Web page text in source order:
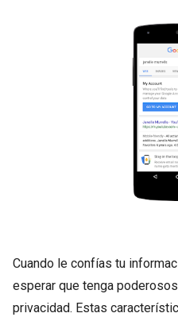
Cuando le confías tu
esperar que tenga
privacidad. Estas